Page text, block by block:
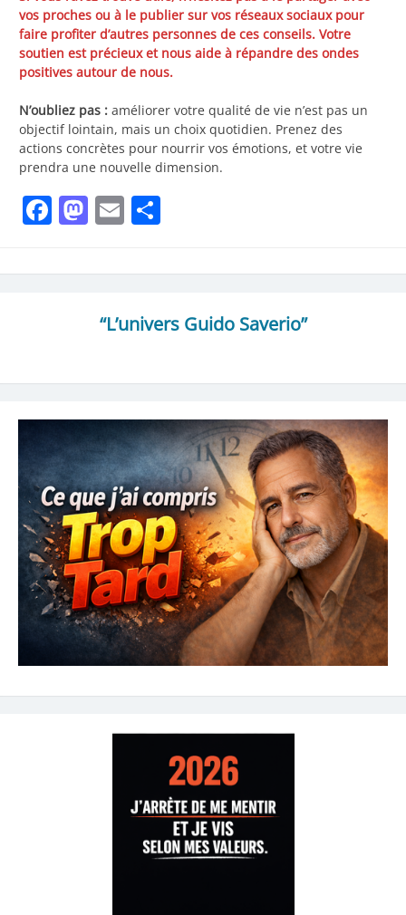
vos proches ou à le publier sur vos réseaux sociaux pour
faire profiter d’autres personnes de ces conseils. Votre
soutien est précieux et nous aide à répandre des ondes
positives autour de nous.
N’oubliez pas : améliorer votre qualité de vie n’est pas un
objectif lointain, mais un choix quotidien. Prenez des
actions concrètes pour nourrir vos émotions, et votre vie
prendra une nouvelle dimension.
Facebook
Mastodon
Email
“L’univers Guido Saverio”